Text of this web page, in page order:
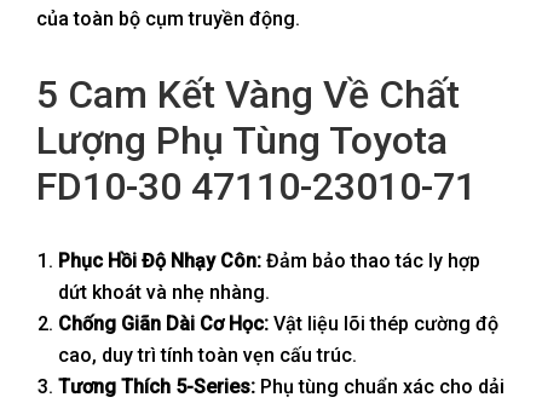
của toàn bộ cụm truyền động.
5 Cam Kết Vàng Về Chất
Lượng Phụ Tùng Toyota
FD10-30 47110-23010-71
Phục Hồi Độ Nhạy Côn: Đảm bảo thao tác ly hợp
dứt khoát và nhẹ nhàng.
Chống Giãn Dài Cơ Học: Vật liệu lõi thép cường độ
cao, duy trì tính toàn vẹn cấu trúc.
Tương Thích 5-Series: Phụ tùng chuẩn xác cho dải